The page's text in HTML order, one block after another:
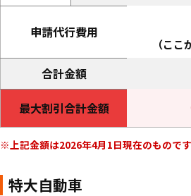
申請代行費用
（ここ
合計金額
最大割引合計金額
上記金額は2026年4月1日現在のものです
特大自動車